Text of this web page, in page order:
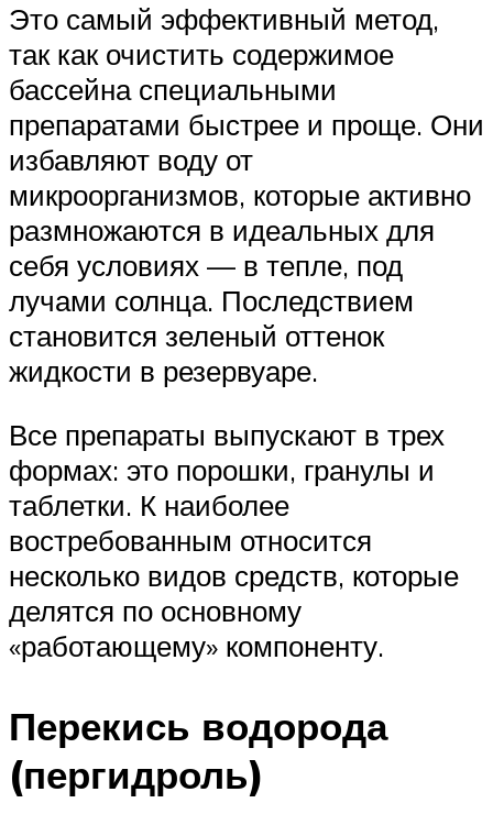
Это самый эффективный метод,
так как очистить содержимое
бассейна специальными
препаратами быстрее и проще. Они
избавляют воду от
микроорганизмов, которые активно
размножаются в идеальных для
себя условиях — в тепле, под
лучами солнца. Последствием
становится зеленый оттенок
жидкости в резервуаре.
Все препараты выпускают в трех
формах: это порошки, гранулы и
таблетки. К наиболее
востребованным относится
несколько видов средств, которые
делятся по основному
«работающему» компоненту.
Перекись водорода
(пергидроль)